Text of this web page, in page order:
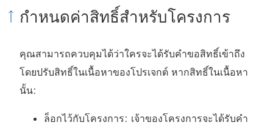
กำหนดค่าสิทธิ์สำหรับโครงการ
คุณสามารถควบคุมได้ว่าใครจะได้รับคำขอสิทธิ์เข้าถึง
โดยปรับสิทธิ์ในเนื้อหาของโปรเจกต์ หากสิทธิ์ในเนื้อหา
นั้น:
ล็อกไว้กับโครงการ: เจ้าของโครงการจะได้รับคำ